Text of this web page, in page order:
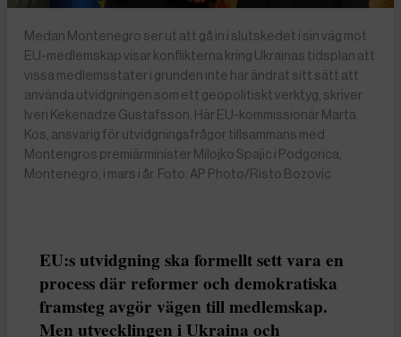
Medan Montenegro ser ut att gå in i slutskedet i sin väg mot
EU-medlemskap visar konflikterna kring Ukrainas tidsplan att
vissa medlemsstater i grunden inte har ändrat sitt sätt att
använda utvidgningen som ett geopolitiskt verktyg, skriver
Iveri Kekenadze Gustafsson. Här EU-kommissionär Marta
Kos, ansvarig för utvidgningsfrågor tillsammans med
Montengros premiärminister Milojko Spajic i Podgorica,
Montenegro, i mars i år. Foto: AP Photo/Risto Bozovic
EU:s utvidgning ska formellt sett vara en
process där reformer och demokratiska
framsteg avgör vägen till medlemskap.
Men utvecklingen i Ukraina och